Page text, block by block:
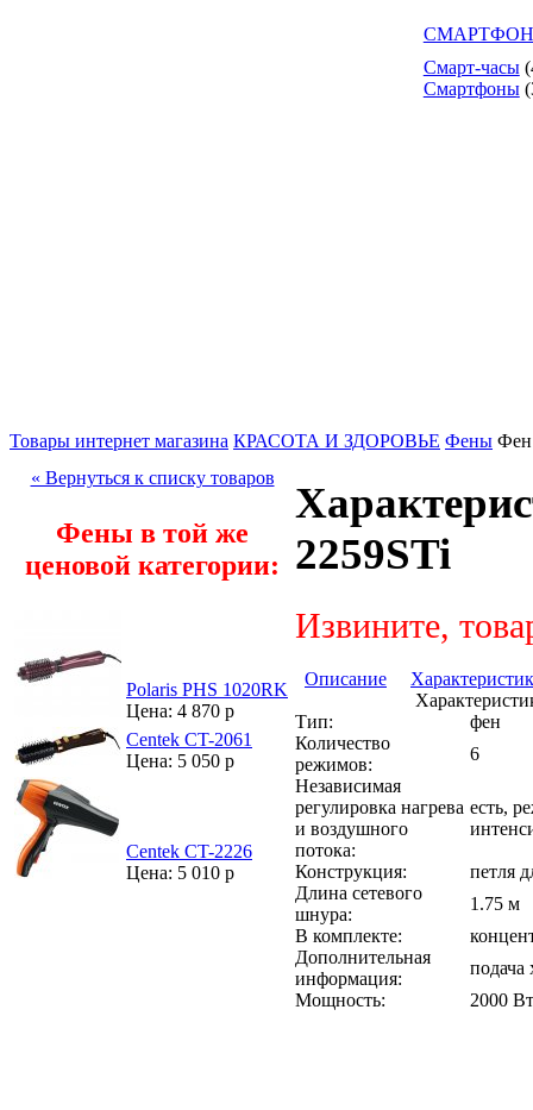
Смарт-часы
Смартфоны
Товары интернет магазина КРАСОТА И ЗДОРОВЬЕ Фены Фен
« Вернуться к списку товаров
Фены в той же
ценовой категории:
Polaris PHS 1020RK
Цена: 4 870 р
Centek CT-2061
Цена: 5 050 р
Centek CT-2226
Цена: 5 010 р
2259STi
Извините,
Описание
Тип:
фен
Количество
режимов:
6
Независимая
регулировка нагрева
и воздушного
потока:
есть,
Конструкция:
петля
Длина сетевого
шнура:
1.75 м
В комплекте:
Дополнительная
информация:
подача
Мощность:
2000 Вт